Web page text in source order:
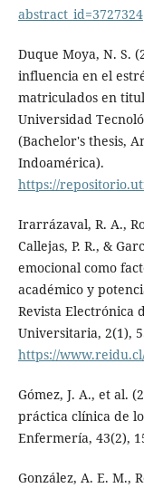
abstract_id=3727324
Duque Moya, N. S.
influencia en el
matriculados en
Universidad
(Bachelor's thesis,
Indoamérica).
https://
Irarrázaval, R. A.,
Callejas, P. R., &
emocional como
académico y
Revista Electrónica
Universitaria, 2(1),
https://
Gómez, J. A., et al.
práctica clínica de
Enfermería, 43(2),
González, A. E. M.,